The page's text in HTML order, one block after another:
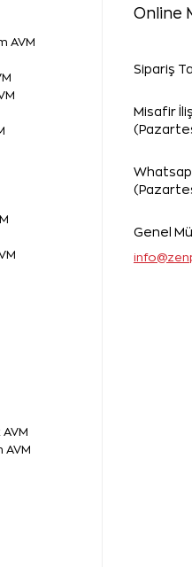
AVM
AVM
Online
Sipariş
Misafir
Genel